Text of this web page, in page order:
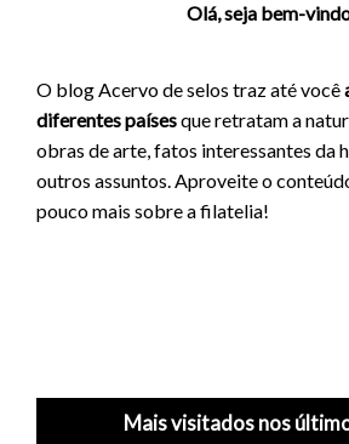
Olá, seja bem-
O blog Acervo de selos traz até você
diferentes paísesque retratam a
obras de arte, fatos interessantes da
outros assuntos. Aproveite o
pouco mais sobre a filatelia!
Mais visitados nos